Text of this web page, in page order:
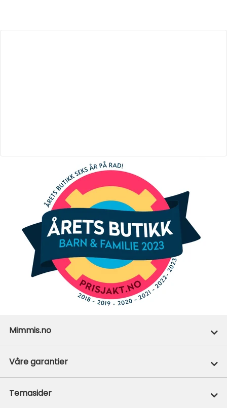
Mimmis.no
Ofte stilte spørsmål
Vår miljøpolicy
Våre garantier
Temasider